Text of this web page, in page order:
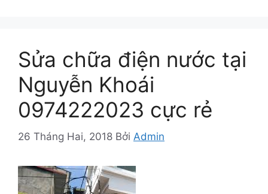
Sửa chữa điện nước tại
Nguyễn Khoái
0974222023 cực rẻ
26 Tháng Hai, 2018 Bởi Admin